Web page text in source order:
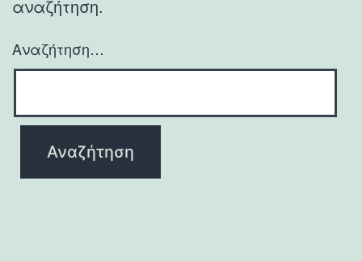
αναζήτηση.
Αναζήτηση…